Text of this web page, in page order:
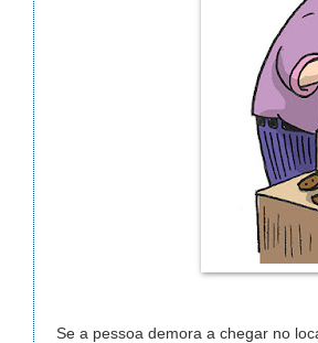
Se a pessoa demora a chegar no